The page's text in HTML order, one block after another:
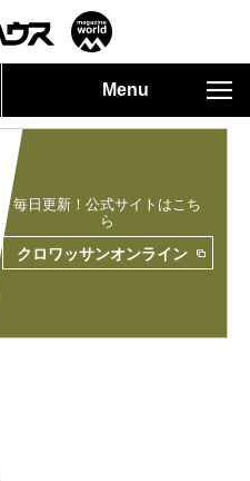
Menu
毎日更新！公式サイトはこち
ら
クロワッサンオンライン